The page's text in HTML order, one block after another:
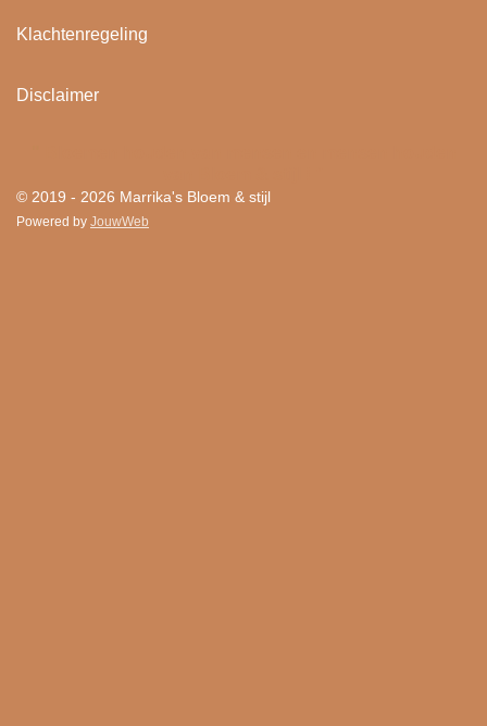
Klachtenregeling
Disclaimer
© 2019 - 2026 Marrika's Bloem & stijl
Powered by JouwWeb